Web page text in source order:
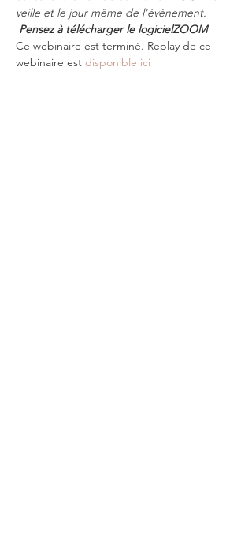
veille et le jour même de l'évènement.
Pensez à télécharger le logicielZOOM
Ce webinaire est terminé. Replay de ce
webinaire est disponible ici